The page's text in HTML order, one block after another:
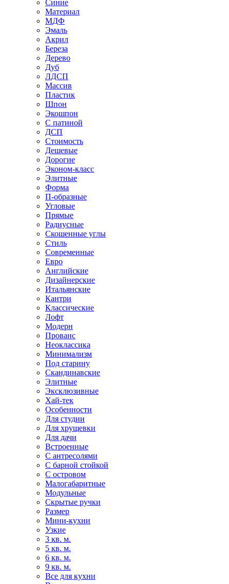
Синие
Материал
МДФ
Эмаль
Акрил
Береза
Дерево
Дуб
ЛДСП
Массив
Пластик
Шпон
Экошпон
С патиной
ДСП
Стоимость
Дешевые
Дорогие
Эконом-класс
Элитные
Форма
П-образные
Угловые
Прямые
Радиусные
Скошенные углы
Стиль
Современные
Евро
Английские
Дизайнерские
Итальянские
Кантри
Классические
Лофт
Модерн
Прованс
Неоклассика
Минимализм
Под старину
Скандинавские
Элитные
Эксклюзивные
Хай-тек
Особенности
Для студии
Для хрущевки
Для дачи
Встроенные
С антресолями
С барной стойкой
С островом
Малогабаритные
Модульные
Скрытые ручки
Размер
Мини-кухни
Узкие
3 кв. м.
5 кв. м.
6 кв. м.
9 кв. м.
Все для кухни